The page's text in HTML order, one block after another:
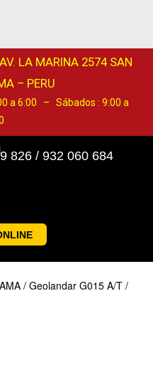
LA MARINA 2574 SAN
– PERU
a 6:00 – Sábados : 9:00 a
826 / 932 060 684
/ Geolandar G015 A/T /